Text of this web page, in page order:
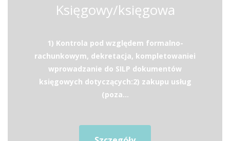
Księgowy/księgowa
1) Kontrola pod względem formalno-
rachunkowym, dekretacja, kompletowaniei
wprowadzanie do SILP dokumentów
księgowych dotyczących:2) zakupu usług
(poza...